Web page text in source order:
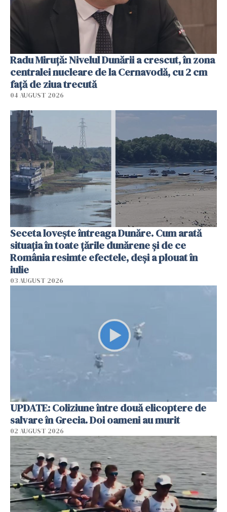
Radu Miruţă: Nivelul Dunării a crescut, în zona
centralei nucleare de la Cernavodă, cu 2 cm
faţă de ziua trecută
04 AUGUST 2026
Seceta lovește întreaga Dunăre. Cum arată
situația în toate țările dunărene și de ce
România resimte efectele, deși a plouat în
iulie
03 AUGUST 2026
UPDATE: Coliziune între două elicoptere de
salvare în Grecia. Doi oameni au murit
02 AUGUST 2026